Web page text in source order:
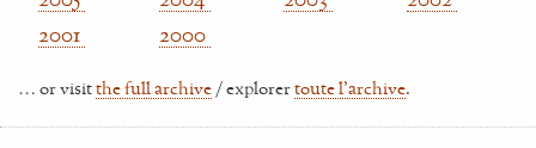
2001
2000
… or visitthe full archive / explorertoute l'archive.